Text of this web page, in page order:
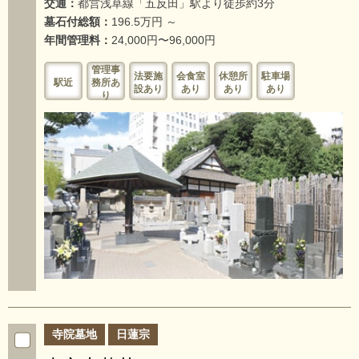
交通： 都営浅草線「五反田」駅より徒歩約3分
墓石付総額： 196.5万円 ～
年間管理料： 24,000円〜96,000円
駅近
管理事
務所あ
り
法要施
設あり
会食室
あり
休憩所
あり
駐車場
あり
寺院墓地 日蓮宗